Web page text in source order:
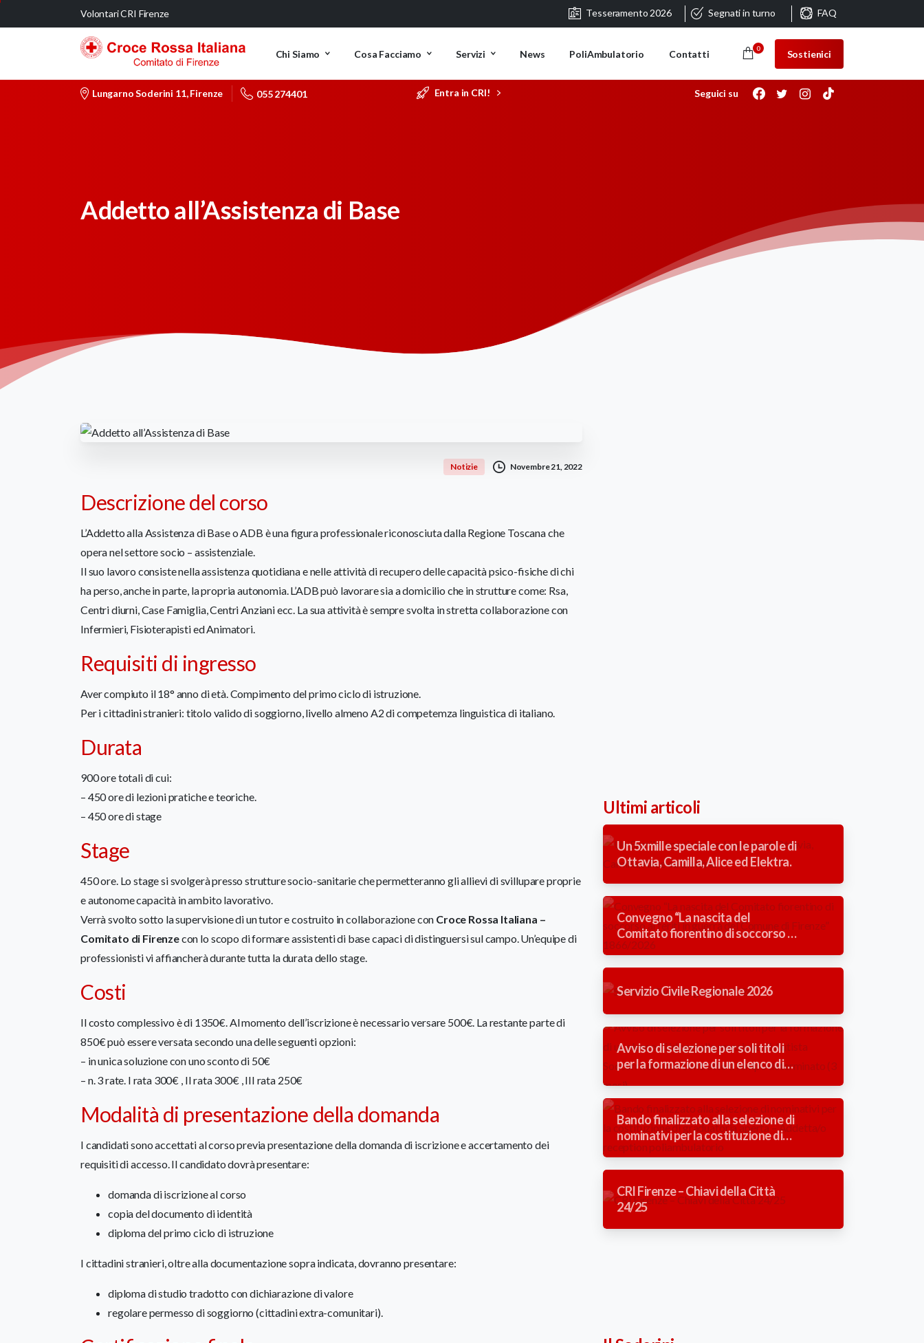
Volontari CRI Firenze Tesseramento 2026 Segnati in turno FAQ
Chi Siamo Cosa Facciamo Servizi News PoliAmbulatorio Contatti 0 Sostienici
Lungarno Soderini 11, Firenze 055 274401 Entra in CRI! Seguici su
Addetto all’Assistenza di Base
Notizie Novembre 21, 2022
Descrizione del corso
L’Addetto alla Assistenza di Base o ADB è una figura professionale riconosciuta dalla Regione Toscana che
opera nel settore socio – assistenziale.
Il suo lavoro consiste nella assistenza quotidiana e nelle attività di recupero delle capacità psico-fisiche di chi
ha perso, anche in parte, la propria autonomia. L’ADB può lavorare sia a domicilio che in strutture come: Rsa,
Centri diurni, Case Famiglia, Centri Anziani ecc. La sua attività è sempre svolta in stretta collaborazione con
Infermieri, Fisioterapisti ed Animatori.
Requisiti di ingresso
Aver compiuto il 18° anno di età. Compimento del primo ciclo di istruzione.
Per i cittadini stranieri: titolo valido di soggiorno, livello almeno A2 di competemza linguistica di italiano.
Durata
900 ore totali di cui:
– 450 ore di lezioni pratiche e teoriche.
– 450 ore di stage
Stage
450 ore. Lo stage si svolgerà presso strutture socio-sanitarie che permetteranno gli allievi di svillupare proprie
e autonome capacità in ambito lavorativo.
Verrà svolto sotto la supervisione di un tutor e costruito in collaborazione con Croce Rossa Italiana –
Comitato di Firenzecon lo scopo di formare assistenti di base capaci di distinguersi sul campo. Un’equipe di
professionisti vi affiancherà durante tutta la durata dello stage.
Costi
Il costo complessivo è di 1350€. Al momento dell’iscrizione è necessario versare 500€. La restante parte di
850€ può essere versata secondo una delle seguenti opzioni:
– in unica soluzione con uno sconto di 50€
– n. 3 rate. I rata 300€ , II rata 300€ , III rata 250€
Modalità di presentazione della domanda
I candidati sono accettati al corso previa presentazione della domanda di iscrizione e accertamento dei
requisiti di accesso. Il candidato dovrà presentare:
domanda di iscrizione al corso
copia del documento di identità
diploma del primo ciclo di istruzione
I cittadini stranieri, oltre alla documentazione sopra indicata, dovranno presentare:
diploma di studio tradotto con dichiarazione di valore
regolare permesso di soggiorno (cittadini extra-comunitari).
Ultimi articoli
Un 5xmille speciale con le parole di
Ottavia, Camilla, Alice ed Elektra.
Convegno “La nascita del
Comitato fiorentino di soccorso ai
feriti in guerra del Comune di
Firenze” 1866/2026
Servizio Civile Regionale 2026
Avviso di selezione per soli titoli
per la formazione di un elenco di
idonei alla mansione di Autista
Soccorritore con contratto a
tempo determinato (3 mesi).
Bando finalizzato alla selezione di
nominativi per la costituzione di
graduatoria aperta – Addetta/o
reception poliambulatorio
CRI Firenze – Chiavi della Città
24/25